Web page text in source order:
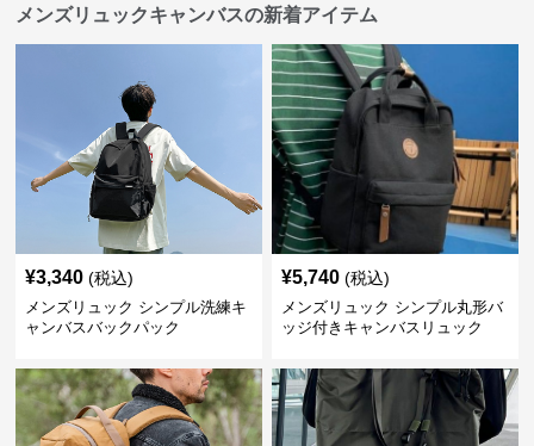
メンズリュックキャンバスの新着アイテム
¥3,340 (税込)
メンズリュック シンプル洗練キ
ャンバスバックパック
¥5,740 (税込)
メンズリュック シンプル丸形バ
ッジ付きキャンバスリュック